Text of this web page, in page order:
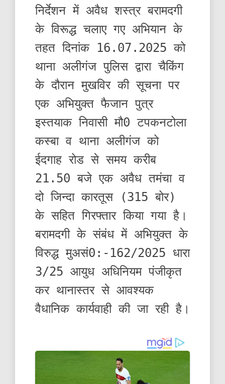
निर्देशन में अवैध शस्त्र बरामदगी
के विरूद्ध चलाए गए अभियान के
तहत दिनांक 16.07.2025 को
थाना अलीगंज पुलिस द्वारा चैकिंग
के दौरान मुखविर की सूचना पर
एक अभियुक्त फैजान पुत्र
इस्तयाक निवासी मौ0 टपकनटोला
कस्बा व थाना अलीगंज को
ईदगाह रोड से समय करीब
21.50 बजे एक अवैध तमंचा व
दो जिन्दा कारतूस (315 बोर)
के सहित गिरफ्तार किया गया है।
बरामदगी के संबंध में अभियुक्त के
विरुद्ध मुअसं0:-162/2025 धारा
3/25 आयुध अधिनियम पंजीकृत
कर थानास्तर से आवश्यक
वैधानिक कार्यवाही की जा रही है।